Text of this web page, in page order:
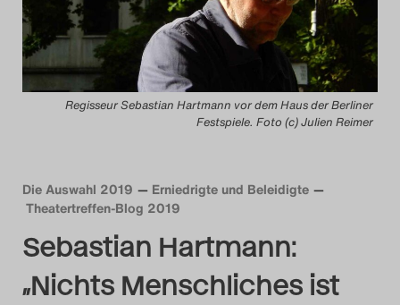
Das Theatertreffen-Blog
2014
Das Theatertreffen-Blog
Das Theatertreffen-Blog
2016
Das Theatertreffen-Blog
Regisseur Sebastian Hartmann vor dem Haus der Berliner
Festspiele. Foto (c) Julien Reimer
Die Auswahl 2019
Erniedrigte und Beleidigte
Theatertreffen-Blog 2019
Sebastian Hartmann:
„Nichts Menschliches ist